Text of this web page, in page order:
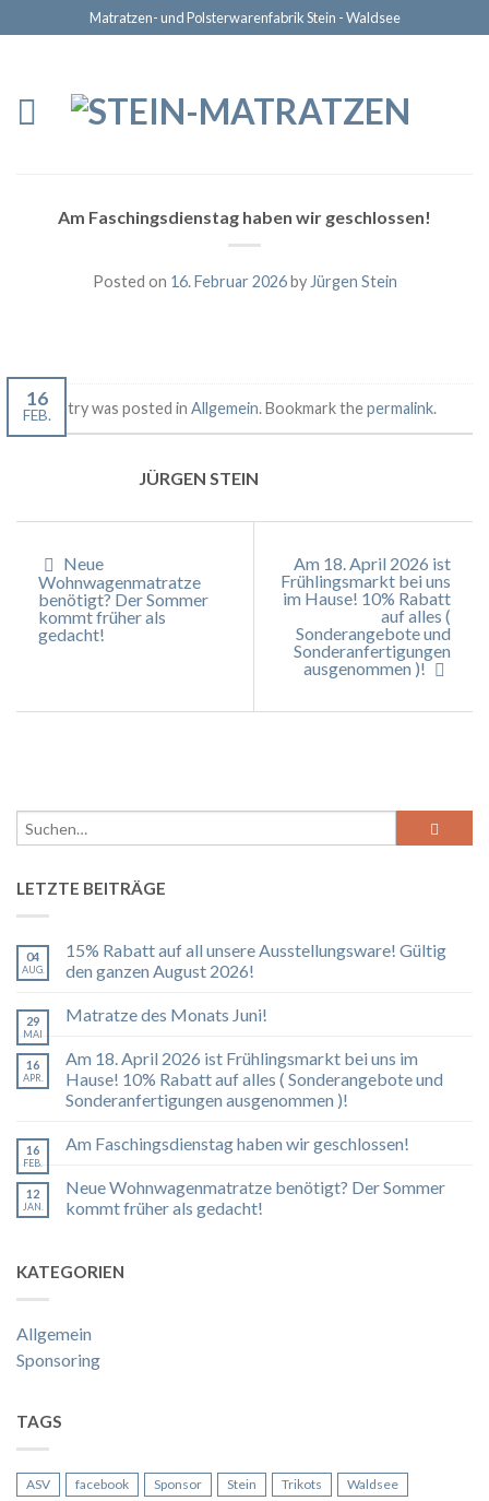
Matratzen- und Polsterwarenfabrik Stein - Waldsee
Am Faschingsdienstag haben wir geschlossen!
Posted on 16. Februar 2026by Jürgen Stein
16
FEB.
This entry was posted in Allgemein. Bookmark thepermalink.
JÜRGEN STEIN
Neue
Wohnwagenmatratze
benötigt? Der Sommer
kommt früher als
gedacht!
Am 18. April 2026 ist
Frühlingsmarkt bei uns
im Hause! 10% Rabatt
auf alles (
Sonderangebote und
Sonderanfertigungen
ausgenommen )!
LETZTE BEITRÄGE
04
AUG.
15% Rabatt auf all unsere Ausstellungsware! Gültig
den ganzen August 2026!
29
MAI
Matratze des Monats Juni!
16
APR.
Am 18. April 2026 ist Frühlingsmarkt bei uns im
Hause! 10% Rabatt auf alles ( Sonderangebote und
Sonderanfertigungen ausgenommen )!
16
FEB.
Am Faschingsdienstag haben wir geschlossen!
12
JAN.
Neue Wohnwagenmatratze benötigt? Der Sommer
kommt früher als gedacht!
KATEGORIEN
Allgemein
Sponsoring
TAGS
ASV facebook Sponsor Stein Trikots Waldsee